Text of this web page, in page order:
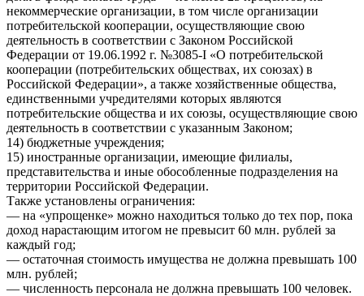
некоммерческие организации, в том числе организации
потребительской кооперации, осуществляющие свою
деятельность в соответствии с Законом Российской
Федерации от 19.06.1992 г. №3085-I «О потребительской
кооперации (потребительских обществах, их союзах) в
Российской Федерации», а также хозяйственные общества,
единственными учредителями которых являются
потребительские общества и их союзы, осуществляющие свою
деятельность в соответствии с указанным Законом;
14) бюджетные учреждения;
15) иностранные организации, имеющие филиалы,
представительства и иные обособленные подразделения на
территории Российской Федерации.
Также установлены ограничения:
— на «упрощенке» можно находиться только до тех пор, пока
доход нарастающим итогом не превысит 60 млн. рублей за
каждый год;
— остаточная стоимость имущества не должна превышать 100
млн. рублей;
— численность персонала не должна превышать 100 человек.